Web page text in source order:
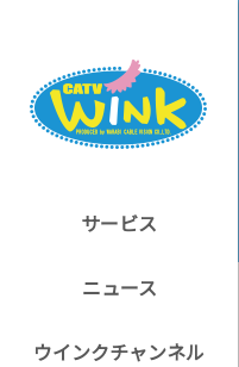
サービス
ニュース
ウインクチャンネル